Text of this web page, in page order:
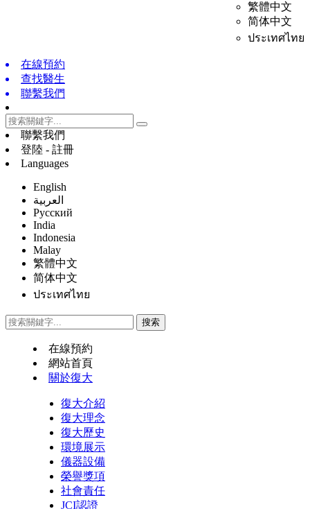
繁體中文
简体中文
ประเทศไทย
在線預約
查找醫生
聯繫我們
聯繫我們
登陸 - 註冊
Languages
English
العربية
Русский
India
Indonesia
Malay
繁體中文
简体中文
ประเทศไทย
在線預約
網站首頁
關於復大
復大介紹
復大理念
復大歷史
環境展示
儀器設備
榮譽獎項
社會責任
JCI認證